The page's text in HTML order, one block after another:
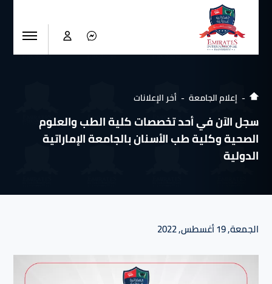
إعلام الجامعة أخر الإعلانات
سجل الآن في أحد تخصصات كلية الطب والعلوم
الصحية وكلية طب الأسنان بالجامعة الإماراتية
الدولية
الجمعة, 19 أغسطس, 2022